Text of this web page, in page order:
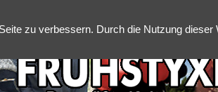
zu verbessern. Durch die Nutzung